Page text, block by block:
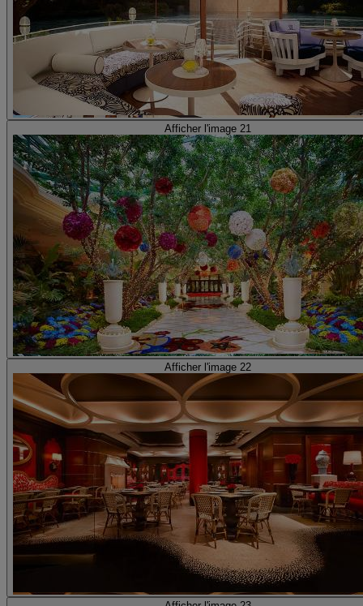
Afficher l'image 21
Afficher l'image 22